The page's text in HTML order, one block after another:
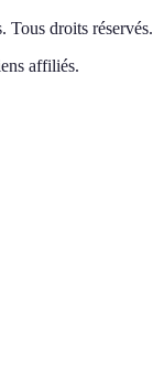
. Tous droits réservés.
affiliés.